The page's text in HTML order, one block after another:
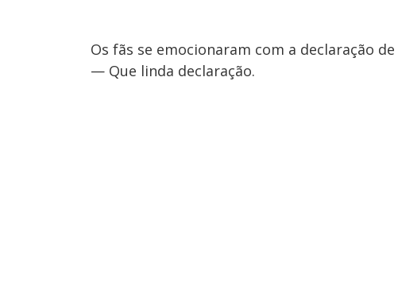
Os fãs se emocionaram com a declaração
— Que linda declaração.